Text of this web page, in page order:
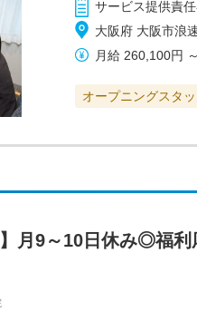
サービス提供責
大阪府 大阪市浪
月給 260,100円 ～
オープニングスタ
】月9～10日休み◎福